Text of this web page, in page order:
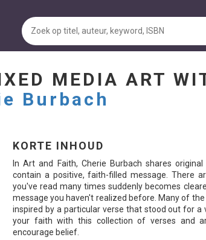
MEDIA ART
Burbach
KORTE INHOUD
In Art and Faith, Cherie Burbach shares
contain a positive, faith-filled message. There
you've read many times suddenly becomes
message you haven't realized before. Many of
inspired by a particular verse that stood out for a
your faith with this collection of verses and
encourage belief.